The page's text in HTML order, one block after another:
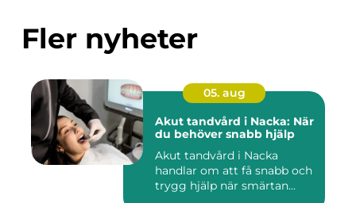
Fler nyheter
05. aug
Akut tandvård i Nacka: När
du behöver snabb hjälp
Akut tandvård i Nacka
handlar om att få snabb och
trygg hjälp när smärtan...